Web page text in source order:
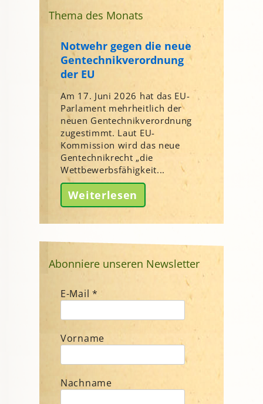
Thema des Monats
Notwehr gegen die neue
Gentechnikverordnung
der EU
Am 17. Juni 2026 hat das EU-
Parlament mehrheitlich der
neuen Gentechnikverordnung
zugestimmt. Laut EU-
Kommission wird das neue
Gentechnikrecht „die
Wettbewerbsfähigkeit...
Weiterlesen
Abonniere unseren Newsletter
E-Mail *
Vorname
Nachname